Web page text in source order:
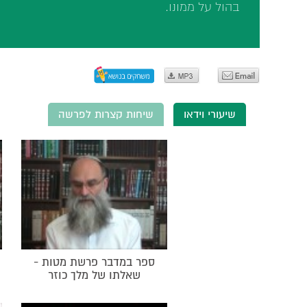
בהול על ממונו.
שיעורי וידאו שיחות קצרות לפרשה
ספר במדבר פרשת מטות -
שאלתו של מלך כוזר